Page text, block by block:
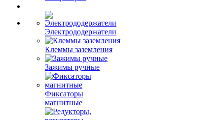
Электрододержатели
Клеммы заземления
Зажимы ручные
Фиксаторы
магнитные